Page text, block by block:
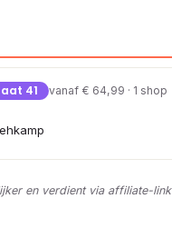
41 vanaf € 64,99 · 1 shop
en verdient via affiliate-